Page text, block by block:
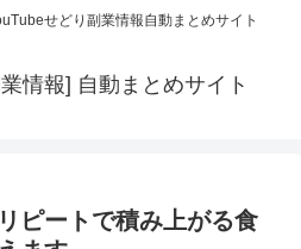
せどり副業情報自動まとめサイト
情報] 自動まとめサイト
ピートで積み上がる食